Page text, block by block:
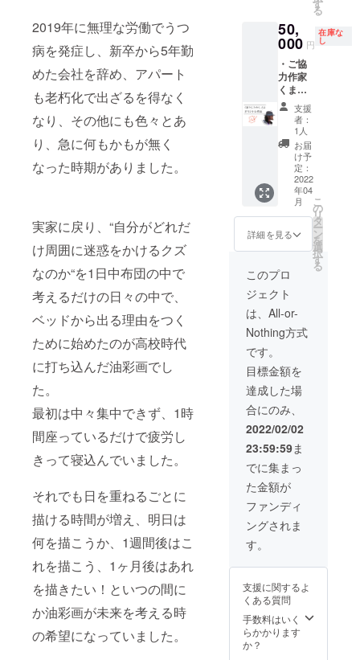
2019年に無理な労働でうつ
病を発症し、新卒から5年勤
めた会社を辞め、アパート
も老朽化で出ざるを得なく
なり、その他にも色々とあ
り、急に何もかもが無く
なった時期がありました。
実家に戻り、“自分がどれだ
け周囲に迷惑をかけるクズ
なのか“を1日中布団の中で
考えるだけの日々の中で、
ベッドから出る理由をつく
ために始めたのが高校時代
に打ち込んだ油彩画でし
た。
最初は中々集中できず、1時
間座っているだけで疲労し
きって寝込んでいました。
それでも日を重ねるごとに
描ける時間が増え、明日は
何を描こうか、1週間後はこ
れを描こう、1ヶ月後はあれ
を描きたい！といつの間に
か油彩画が未来を考える時
の希望になっていました。
㎜)以下
【画
材】油
彩 数回
の打ち
合わせ
でどん
なもの
にする
か決め
ていき
ます。
打ち合
わせは
zoomを
予定。
★流れ
にて打
せの日
程等の
合わせ
２．
て絵の
モチー
フや雰
囲気等
すり合
わせ(1
定。場
合に
よって
は数回)
３．ラ
フ段階
で写真
認。そ
の後
zoomに
て変更
点等す
り合わ
を1つ選
んでく
ださ
い。(リ
ターン
選択後
に選択
肢が出
ます)
２．作
品完成
次第お
届け
３．完
了(世界
に1つだ
けの作
くださ
い) ※画
像はあ
くまで
例です
ので、
リター
ンとし
て届く
わけで
はあり
ませ
ん。
す
る
50,
000 円
在庫な
し
・ご協
力作家
くまた
にたか
し様に
よるオ
リジナ
ル作品1
点 ・サ
ンクス
カード
★流れ
１．描
いて欲
しい
テーマ
を1つ選
んでく
ださ
い。(リ
ターン
選択後
ます)
２．作
品完成
次第お
届け
３．完
了(世界
に1つだ
けの作
品をお
楽しみ
くださ
い) ※画
例です
画像の
作品が
リター
ンとし
て届く
支援
者：
1人
お届
け予
定：
2022
年04
月
詳細を見る
こ
の
リ
タ
ー
ン
を
選
択
す
る
このプロ
ジェクト
は、All-or-
Nothing方式
です。
目標金額を
達成した場
合にのみ、
2022/02/02
23:59:59ま
でに集まっ
た金額が
ファンディ
ングされま
す。
支援に関するよ
くある質問
手数料はいく
らかかります
か？